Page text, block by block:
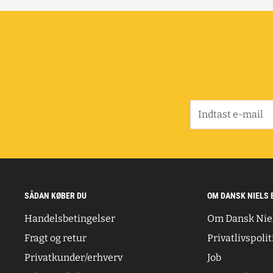
Indtast e-mail
SÅDAN KØBER DU
Handelsbetingelser
Fragt og retur
Privatkunder/erhverv
OM DANSK NIELS
Om Dansk
Job